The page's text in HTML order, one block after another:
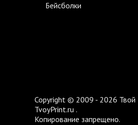
Бейсболки
Copyright © 2009 - 2026 Твой
TvoyPrint.ru .
Копирование запрещено.